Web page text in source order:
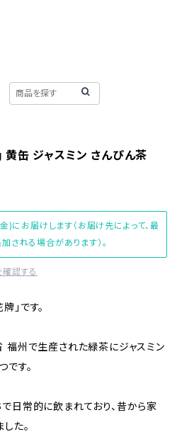
缶 ジャスミン さんぴん茶
お届けします（お届け先によって、最
される場合があります）。
認する
」です。
福州で生産された緑茶にジャスミン
す。
日常的に飲まれており、昔から家
た。